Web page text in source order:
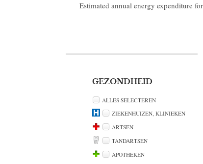
Estimated annual energy expenditure
GEZONDHEID
ALLES SELECTEREN
ZIEKENHUIZEN, KLINIEKEN
ARTSEN
TANDARTSEN
APOTHEKEN